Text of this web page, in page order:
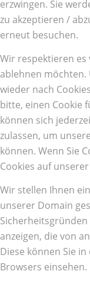
erzwingen. Sie
zu akzeptieren /
erneut besuchen.
Wir respektieren es
ablehnen möchten.
wieder nach
bitte, einen Cookie
können sich
zulassen, um
können. Wenn Sie
Cookies auf
Wir stellen Ihnen
unserer Domain
Sicherheitsgründen
anzeigen, die von
Diese können Sie
Browsers einsehen.